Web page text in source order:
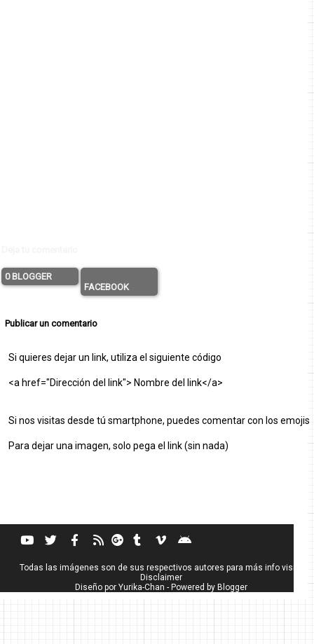
0 BLOGGER
FACEBOOK
Publicar un comentario
Si quieres dejar un link, utiliza el siguiente código
<a href="Dirección del link"> Nombre del link</a>
Si nos visitas desde tú smartphone, puedes comentar con los emojis
Para dejar una imagen, solo pega el link (sin nada)
Todas las imágenes son de sus respectivos autores para más info visita
Disclaimer
Diseño por Yurika-Chan - Powered by Blogger